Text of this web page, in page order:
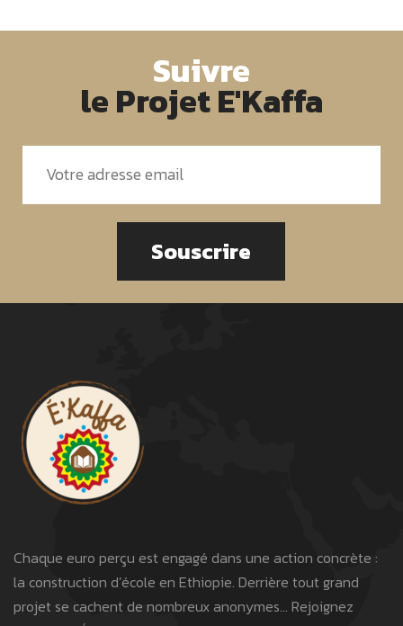
Suivre
le Projet E'Kaffa
Souscrire
Chaque euro perçu est engagé dans une action concrète :
la construction d’école en Ethiopie. Derrière tout grand
projet se cachent de nombreux anonymes… Rejoignez